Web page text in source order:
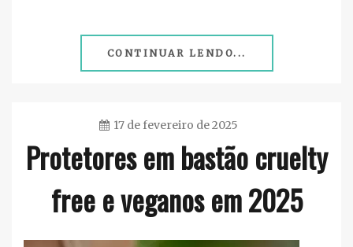
CONTINUAR LENDO...
17 de fevereiro de 2025
Sena
Silva
Protetores em bastão cruelty
free e veganos em 2025